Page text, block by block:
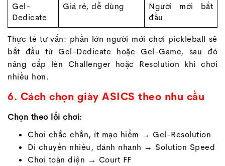
Gel-
Dedicate
Giá rẻ, dễ dùng
Người mới bắt
đầu
Thực tế tư vấn: phần lớn người mới chơi pickleball sẽ
bắt đầu từ Gel-Dedicate hoặc Gel-Game, sau đó
nâng cấp lên Challenger hoặc Resolution khi chơi
nhiều hơn.
6. Cách chọn giày ASICS theo nhu cầu
Chọn theo lối chơi:
Chơi chắc chắn, ít mạo hiểm → Gel-Resolution
Di chuyển nhiều, đánh nhanh → Solution Speed
Chơi toàn diện → Court FF